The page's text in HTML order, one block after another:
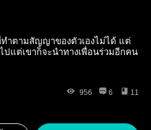
ทำตามสัญญาของตัวเองไม่ได้ แต่
แต่เขาก็จะนำทางเพื่อนร่วมอีกคน
956 6 11